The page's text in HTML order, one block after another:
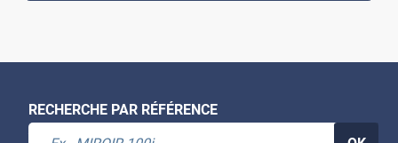
RECHERCHE PAR RÉFÉRENCE